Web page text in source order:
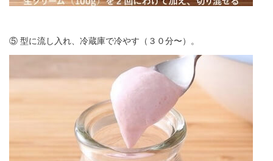
⑤ 型に流し入れ、冷蔵庫で冷やす（３０分〜）。